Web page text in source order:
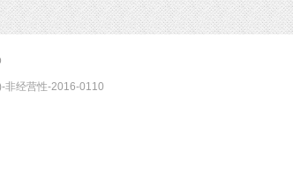
非经营性-2016-0110